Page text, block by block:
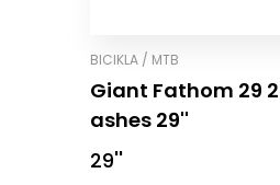
BICIKLA / MTB
Giant Fathom 29 2
ashes 29''
29''